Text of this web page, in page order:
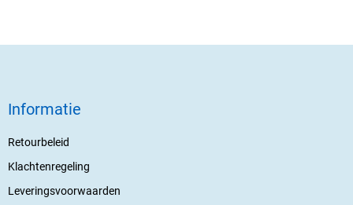
Informatie
Retourbeleid
Klachtenregeling
Leveringsvoorwaarden